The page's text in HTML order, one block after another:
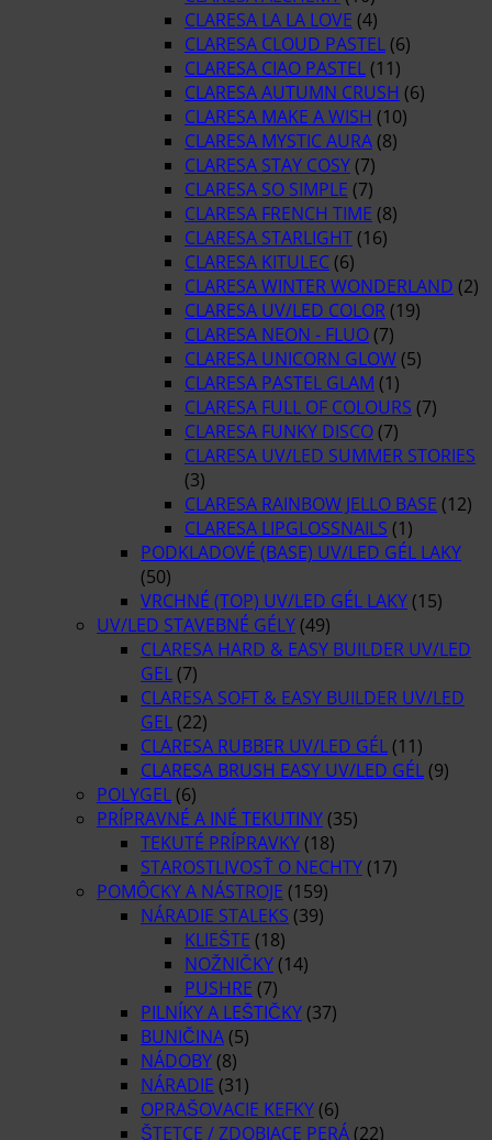
CLARESA LA LA LOVE (4)
CLARESA CLOUD PASTEL (6)
CLARESA CIAO PASTEL (11)
CLARESA AUTUMN CRUSH (6)
CLARESA MAKE A WISH (10)
CLARESA MYSTIC AURA (8)
CLARESA STAY COSY (7)
CLARESA SO SIMPLE (7)
CLARESA FRENCH TIME (8)
CLARESA STARLIGHT (16)
CLARESA KITULEC (6)
CLARESA WINTER WONDERLAND (2)
CLARESA UV/LED COLOR (19)
CLARESA NEON - FLUO (7)
CLARESA UNICORN GLOW (5)
CLARESA PASTEL GLAM (1)
CLARESA FULL OF COLOURS (7)
CLARESA FUNKY DISCO (7)
CLARESA UV/LED SUMMER STORIES
(3)
CLARESA RAINBOW JELLO BASE (12)
CLARESA LIPGLOSSNAILS (1)
PODKLADOVÉ (BASE) UV/LED GÉL LAKY
(50)
VRCHNÉ (TOP) UV/LED GÉL LAKY (15)
UV/LED STAVEBNÉ GÉLY (49)
CLARESA HARD & EASY BUILDER UV/LED
GEL (7)
CLARESA SOFT & EASY BUILDER UV/LED
GEL (22)
CLARESA RUBBER UV/LED GÉL (11)
CLARESA BRUSH EASY UV/LED GÉL (9)
POLYGEL (6)
PRÍPRAVNÉ A INÉ TEKUTINY (35)
TEKUTÉ PRÍPRAVKY (18)
STAROSTLIVOSŤ O NECHTY (17)
POMÔCKY A NÁSTROJE (159)
NÁRADIE STALEKS (39)
KLIEŠTE (18)
NOŽNIČKY (14)
PUSHRE (7)
PILNÍKY A LEŠTIČKY (37)
BUNIČINA (5)
NÁDOBY (8)
NÁRADIE (31)
OPRAŠOVACIE KEFKY (6)
ŠTETCE / ZDOBIACE PERÁ (22)